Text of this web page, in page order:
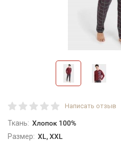
Написать отзыв
Ткань: Хлопок 100%
Размер: XL, XXL